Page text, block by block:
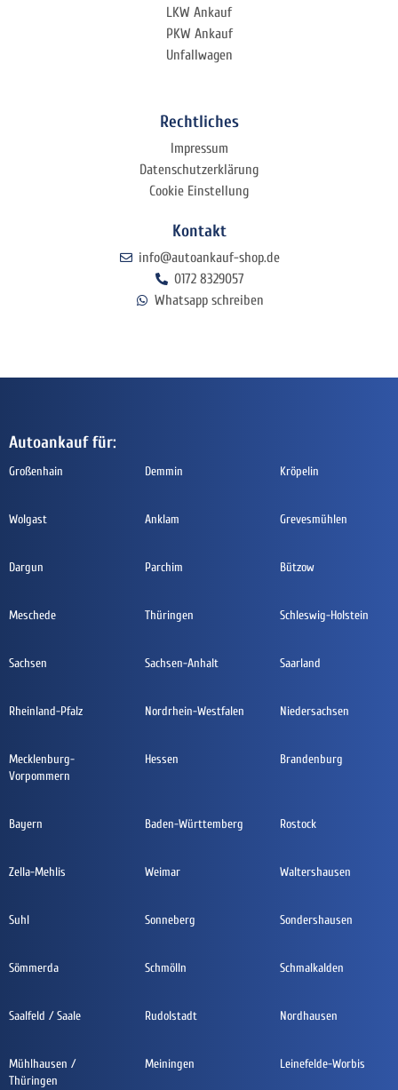
LKW Ankauf
PKW Ankauf
Unfallwagen
Rechtliches
Impressum
Datenschutzerklärung
Cookie Einstellung
Kontakt
info@autoankauf-shop.de
0172 8329057
Whatsapp schreiben
Autoankauf für:
Großenhain Demmin Kröpelin
Wolgast Anklam Grevesmühlen
Dargun Parchim Bützow
Meschede Thüringen Schleswig-Holstein
Sachsen Sachsen-Anhalt Saarland
Rheinland-Pfalz Nordrhein-Westfalen Niedersachsen
Mecklenburg-
Vorpommern
Hessen Brandenburg
Bayern Baden-Württemberg Rostock
Zella-Mehlis Weimar Waltershausen
Suhl Sonneberg Sondershausen
Sömmerda Schmölln Schmalkalden
Saalfeld / Saale Rudolstadt Nordhausen
Mühlhausen /
Thüringen
Meiningen Leinefelde-Worbis